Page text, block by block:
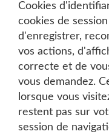
Cookies
cookies de
d'enregistrer,
vos actions,
correcte et de
vous demandez.
lorsque vous
restent pas sur
session de